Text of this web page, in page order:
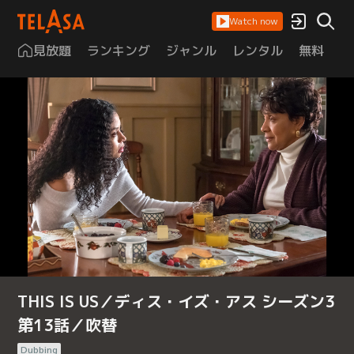
Watch now
見放題 ランキング ジャンル レンタル 無料
THIS IS US／ディス・イズ・アス シーズン3
第13話／吹替
Dubbing